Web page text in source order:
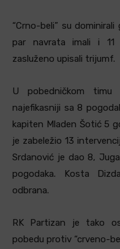
“Crno-beli” su
par navrata imali i 11
zasluženo upisali trijumf.
U pobedničkom
najefikasniji sa 8
kapiten Mladen Šotić 5
je zabeležio 13
Srdanović je dao 8,
pogodaka. Kosta
odbrana.
RK Partizan je tako
pobedu protiv “crveno-